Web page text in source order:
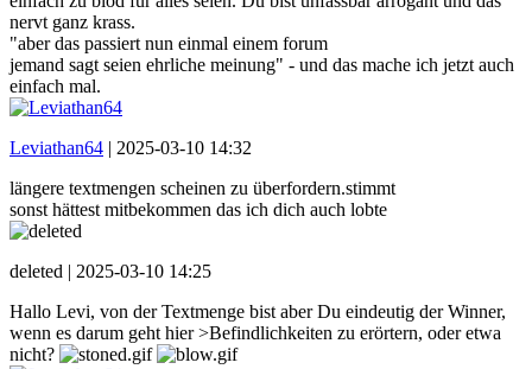
nervt ganz krass.
"aber das passiert nun einmal einem forum
jemand sagt seien ehrliche meinung" - und das mache ich jetzt auch
einfach mal.
Leviathan64 | 2025-03-10 14:32
längere textmengen scheinen zu überfordern.stimmt
sonst hättest mitbekommen das ich dich auch lobte
deleted | 2025-03-10 14:25
Hallo Levi, von der Textmenge bist aber Du eindeutig der Winner,
wenn es darum geht hier >Befindlichkeiten zu erörtern, oder etwa
nicht?